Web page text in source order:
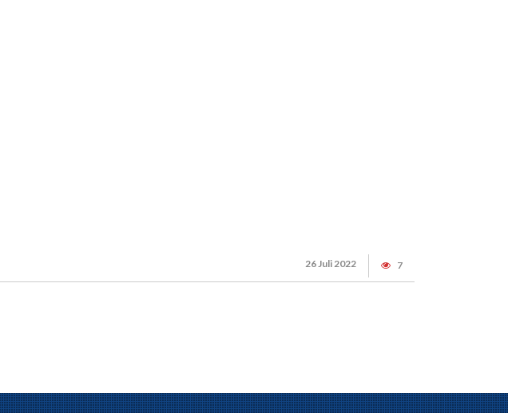
26 Juli 2022 7